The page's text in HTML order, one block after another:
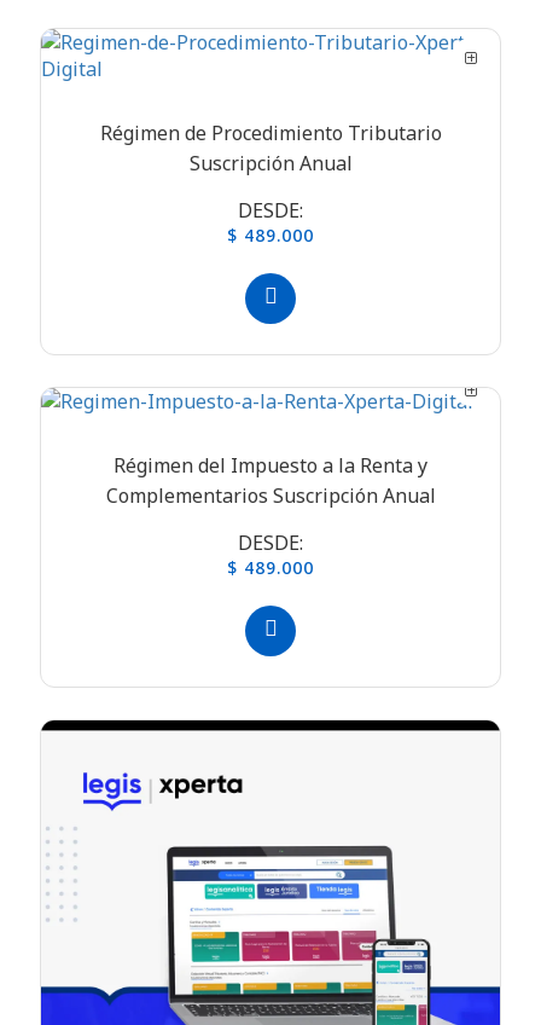
Régimen de Procedimiento Tributario
Suscripción Anual
DESDE:
$ 489.000
Régimen del Impuesto a la Renta y
Complementarios Suscripción Anual
DESDE:
$ 489.000